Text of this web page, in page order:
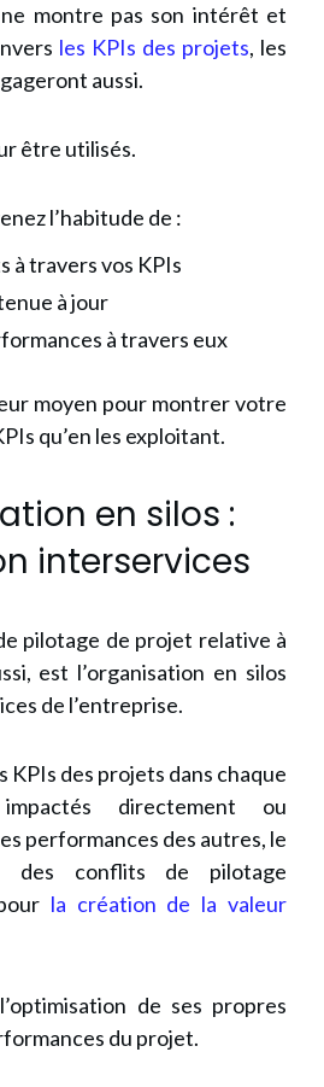
montre pas son intérêt et
les KPIs des projets, les
aussi.
être utilisés.
l’habitude de :
à travers vos KPIs
à jour
à travers eux
moyen pour montrer votre
qu’en les exploitant.
en silos :
interservices
pilotage de projet relative à
est l’organisation en silos
de l’entreprise.
KPIs des projets dans chaque
directement ou
performances des autres, le
des conflits de pilotage
la création de la valeur
de ses propres
du projet.